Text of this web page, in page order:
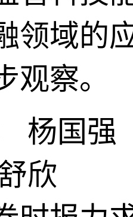
领域的
观察。
杨国强
欣